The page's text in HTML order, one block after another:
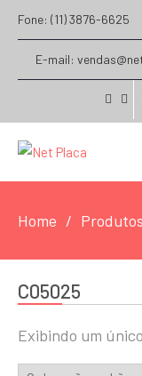
Fone: (11) 3876-6625
E-mail:
Home Produtos
C05025
Exibindo um